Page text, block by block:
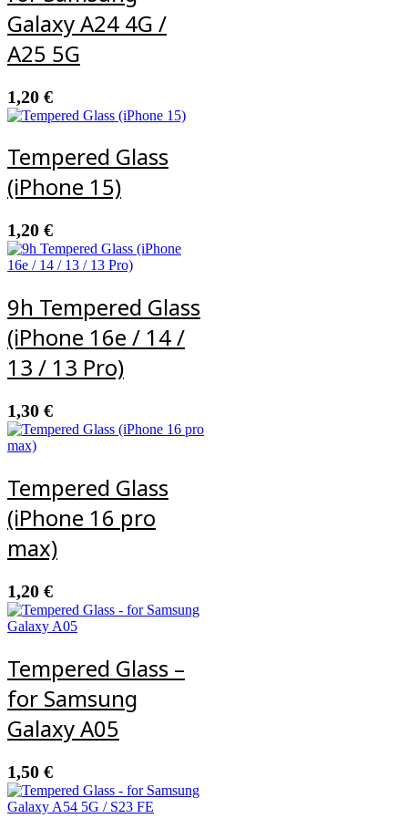
Galaxy A24 4G /
A25 5G
1,20 €
Tempered Glass
(iPhone 15)
1,20 €
9h Tempered Glass
(iPhone 16e / 14 /
13 / 13 Pro)
1,30 €
Tempered Glass
(iPhone 16 pro
max)
1,20 €
Tempered Glass –
for Samsung
Galaxy A05
1,50 €